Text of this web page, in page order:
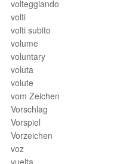
volteggiando
volti
volti subito
volume
voluntary
voluta
volute
vom Zeichen
Vorschlag
Vorspiel
Vorzeichen
voz
vuelta